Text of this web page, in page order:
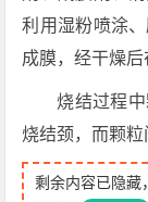
利用湿粉喷涂
成膜，经干燥后
烧结过程
烧结颈，而颗粒
剩余内容已隐藏